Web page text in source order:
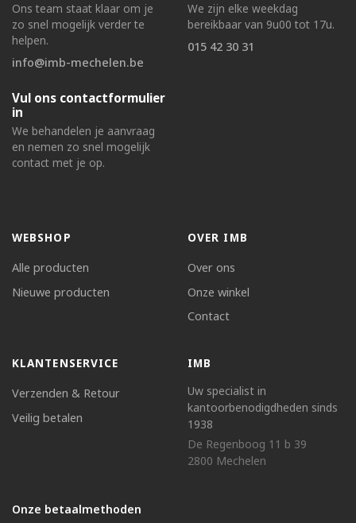
Ons team staat klaar om je
zo snel mogelijk verder te
helpen.
info@imb-mechelen.be
We zijn elke weekdag
bereikbaar van 9u00 tot 17u.
015 42 30 31
Vul ons contactformulier
in
We behandelen je aanvraag
en nemen zo snel mogelijk
contact met je op.
WEBSHOP
Alle producten
Nieuwe producten
OVER IMB
Over ons
Onze winkel
Contact
KLANTENSERVICE
Verzenden & Retour
Veilig betalen
IMB
Uw specialist in
kantoorbenodigdheden sinds
1938
De Regenboog 11 b 39
2800 Mechelen
Onze betaalmethoden